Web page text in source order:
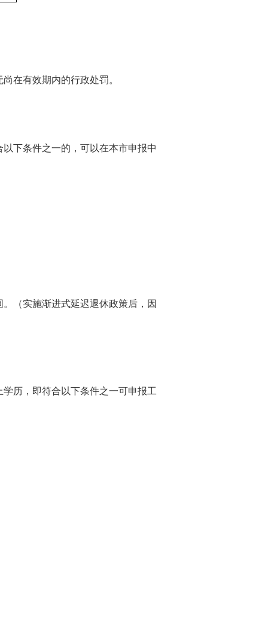
在有效期内的行政处罚。
下条件之一的，可以在本市申报中
（实施渐进式延迟退休政策后，因
历，即符合以下条件之一可申报工